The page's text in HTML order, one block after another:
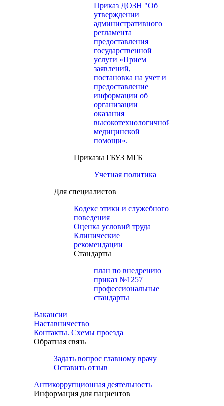
Приказ ДОЗН "Об
утверждении
административного
регламента
предоставления
государственной
услуги «Прием
заявлений,
постановка на учет и
предоставление
информации об
организации
оказания
высокотехнологичной
медицинской
помощи».
Приказы ГБУЗ МГБ
Учетная политика
Для специалистов
Кодекс этики и служебного
поведения
Оценка условий труда
Клинические
рекомендации
Cтандарты
план по внедрению
приказ №1257
профессиональные
стандарты
Вакансии
Наставничество
Контакты. Схемы проезда
Обратная связь
Задать вопрос главному врачу
Оставить отзыв
Антикоррупционная деятельность
Информация для пациентов